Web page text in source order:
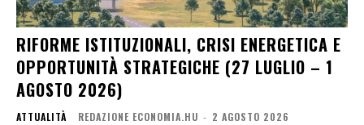
RIFORME ISTITUZIONALI, CRISI ENERGETICA E
OPPORTUNITÀ STRATEGICHE (27 LUGLIO – 1
AGOSTO 2026)
ATTUALITÀ REDAZIONE ECONOMIA.HU - 2 AGOSTO 2026